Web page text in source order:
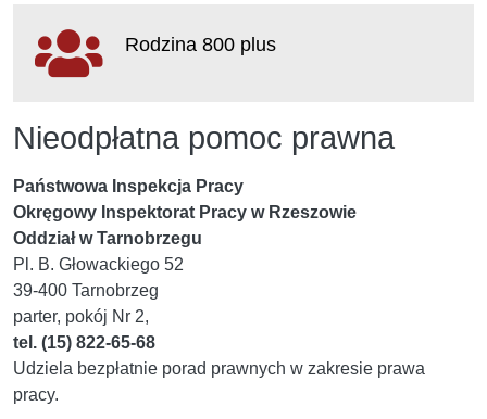
Nieodpłatna pomoc prawna
Państwowa Inspekcja Pracy
Okręgowy Inspektorat Pracy w Rzeszowie
Oddział w Tarnobrzegu
Pl. B. Głowackiego 52
39-400 Tarnobrzeg
parter, pokój Nr 2,
tel. (15) 822-65-68
Udziela bezpłatnie porad prawnych w zakresie prawa
pracy.
Rodzina 800 plus